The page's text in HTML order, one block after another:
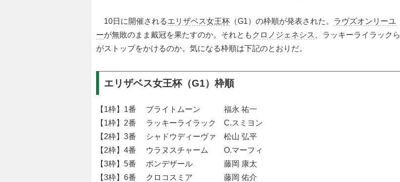
10日に開催されるエリザベス女王杯 （G1）の枠順が発表された。 ラヴズオンリーユ
ーが無敗のまま戴冠を果たすのか。それとも クロノジェネシス
、ラッキーライラックら
がストップをかけるのか。気になる枠順は下記のとおりだ。
エリザベス女王杯（G1）枠順
【1枠】1番 ブライトムーン 福永 祐一
【1枠】2番 ラッキーライラック C.スミヨン
【2枠】3番 シャドウディーヴァ 松山 弘平
【2枠】4番 ウラヌスチャーム O.マーフィ
【3枠】5番 ポンデザール 藤岡 康太
【3枠】6番 クロコスミア 藤岡 佑介